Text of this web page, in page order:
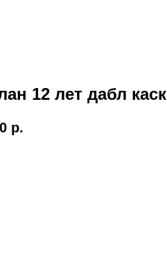
12 лет дабл каск
р.